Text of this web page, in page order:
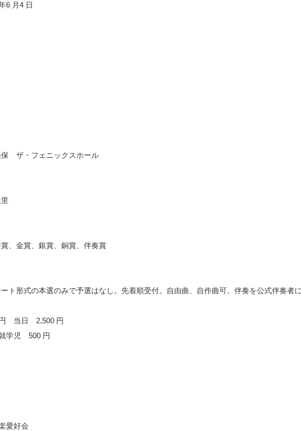
6 月4 日
保 ザ・フェニックスホール
、金賞、銀賞、銅賞、伴奏賞
ト形式の本選のみで予選はなし。先着順受付。自由曲、自作曲可。伴奏を公式伴奏者
円 当日 2,500 円
学児 500 円
愛好会